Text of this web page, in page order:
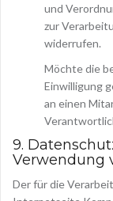
und
zur
widerrufen.
Möchte die
Einwilligung
an einen
9.
Verwendung
Der für die